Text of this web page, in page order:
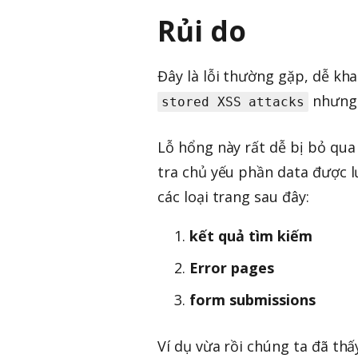
Rủi do
Đây là lỗi thường gặp, dễ
stored XSS attacks
Lỗ hổng này rất dễ bị bỏ
tra chủ yếu phần data được
các loại trang sau đây:
kết quả tìm kiếm
Error pages
form submissions
Ví dụ vừa rồi chúng ta đã